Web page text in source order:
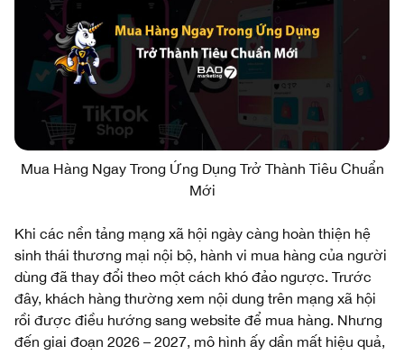
Mua Hàng Ngay Trong Ứng Dụng Trở Thành Tiêu Chuẩn
Mới
Khi các nền tảng mạng xã hội ngày càng hoàn thiện hệ
sinh thái thương mại nội bộ, hành vi mua hàng của người
dùng đã thay đổi theo một cách khó đảo ngược. Trước
đây, khách hàng thường xem nội dung trên mạng xã hội
rồi được điều hướng sang website để mua hàng. Nhưng
đến giai đoạn 2026 – 2027, mô hình ấy dần mất hiệu quả,